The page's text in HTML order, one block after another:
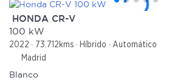
HONDA CR-V
100 kW
2022 73.712kms Híbrido
Automático
Madrid
Blanco